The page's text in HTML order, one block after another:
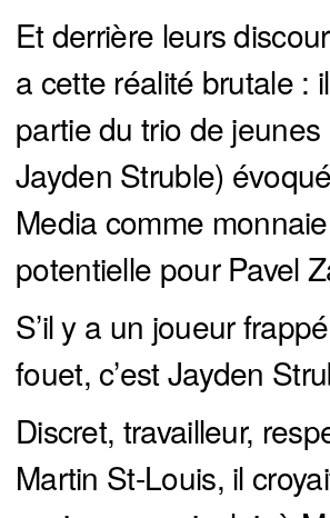
Et derrière leurs
a cette réalité brutale :
partie du trio de jeunes
Jayden Struble)
Media comme
potentielle pour Pavel
S’il y a un joueur
fouet, c’est Jayden
Discret, travailleur,
Martin St-Louis, il